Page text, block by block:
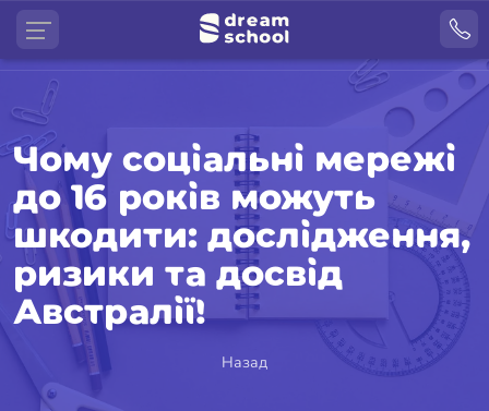
Чому соціальні мережі
до 16 років можуть
шкодити: дослідження,
ризики та досвід
Австралії!